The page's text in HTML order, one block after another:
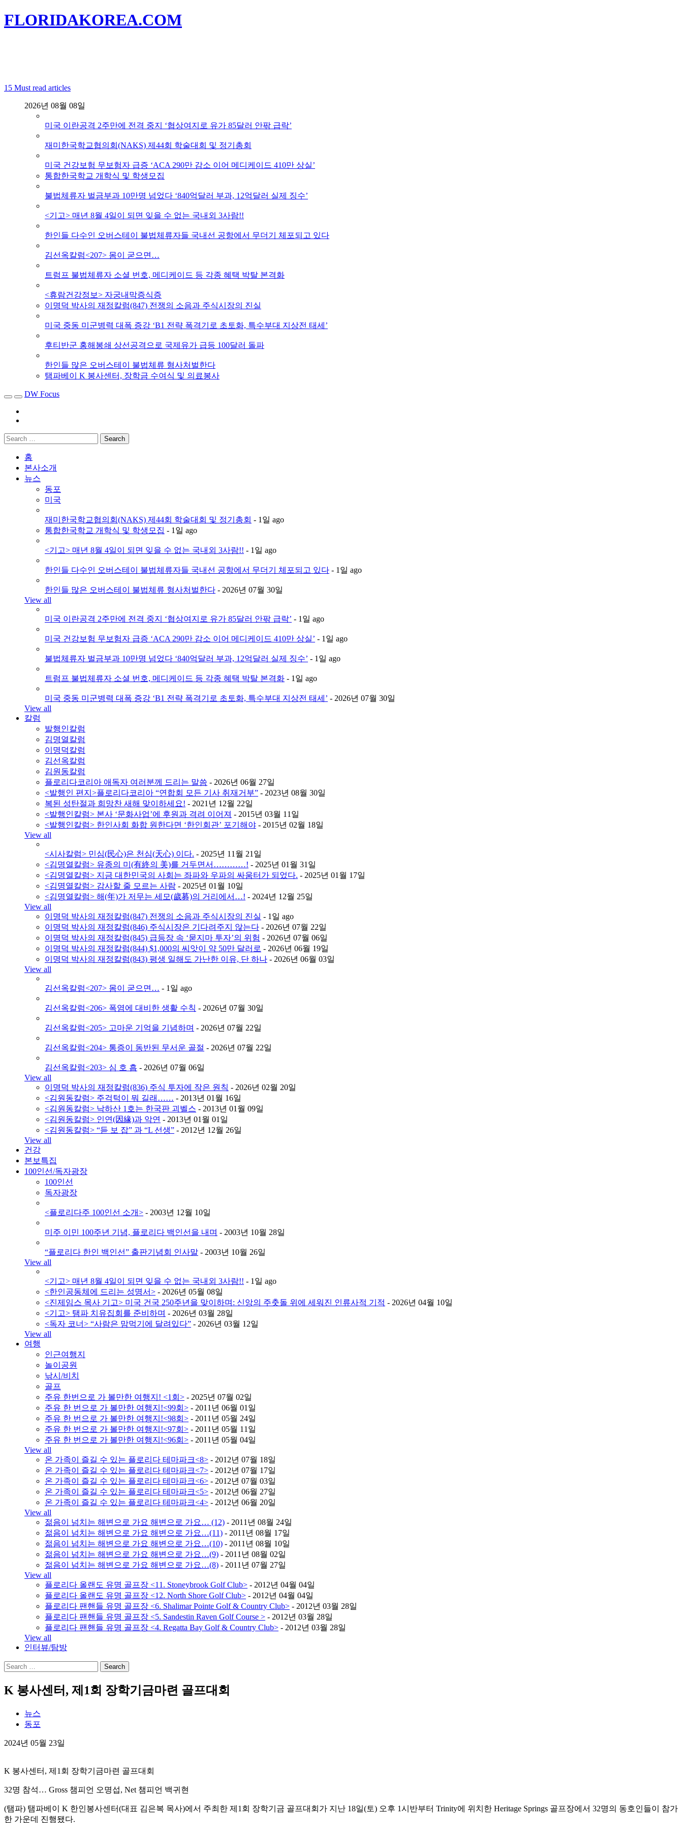
FLORIDAKOREA.COM
15 Must read articles
2026년 08월 08일
미국 이란공격 2주만에 전격 중지 ‘협상여지로 유가 85달러 안팎 급락’
재미한국학교협의회(NAKS) 제44회 학술대회 및 정기총회
미국 건강보험 무보험자 급증 ‘ACA 290만 감소 이어 메디케이드 410만 상실’
통합한국학교 개학식 및 학생모집
불법체류자 벌금부과 10만명 넘었다 ‘840억달러 부과, 12억달러 실제 징수’
<기고> 매년 8월 4일이 되면 잊을 수 없는 국내외 3사람!!
한인들 다수인 오버스테이 불법체류자들 국내선 공항에서 무더기 체포되고 있다
김선옥칼럼<207> 몸이 굳으면…
트럼프 불법체류자 소셜 번호, 메디케이드 등 각종 혜택 박탈 본격화
<휴람건강정보> 자궁내막증식증
이명덕 박사의 재정칼럼(847) 전쟁의 소음과 주식시장의 진실
미국 중동 미군병력 대폭 증강 ‘B1 전략 폭격기로 초토화, 특수부대 지상전 태세’
후티반군 홍해봉쇄 상선공격으로 국제유가 급등 100달러 돌파
한인들 많은 오버스테이 불법체류 형사처벌한다
탬파베이 K 봉사센터, 장학금 수여식 및 의료봉사
DW Focus
홈
본사소개
뉴스
동포
미국
재미한국학교협의회(NAKS) 제44회 학술대회 및 정기총회 - 1일 ago
통합한국학교 개학식 및 학생모집 - 1일 ago
<기고> 매년 8월 4일이 되면 잊을 수 없는 국내외 3사람!! - 1일 ago
한인들 다수인 오버스테이 불법체류자들 국내선 공항에서 무더기 체포되고 있다 - 1일 ago
한인들 많은 오버스테이 불법체류 형사처벌한다 - 2026년 07월 30일
View all
미국 이란공격 2주만에 전격 중지 ‘협상여지로 유가 85달러 안팎 급락’ - 1일 ago
미국 건강보험 무보험자 급증 ‘ACA 290만 감소 이어 메디케이드 410만 상실’ - 1일 ago
불법체류자 벌금부과 10만명 넘었다 ‘840억달러 부과, 12억달러 실제 징수’ - 1일 ago
트럼프 불법체류자 소셜 번호, 메디케이드 등 각종 혜택 박탈 본격화 - 1일 ago
미국 중동 미군병력 대폭 증강 ‘B1 전략 폭격기로 초토화, 특수부대 지상전 태세’ - 2026년 07월 30일
View all
칼럼
발행인칼럼
김명열칼럼
이명덕칼럼
김선옥칼럼
김원동칼럼
플로리다코리아 애독자 여러분께 드리는 말씀 - 2026년 06월 27일
<발행인 편지>플로리다코리아 “연합회 모든 기사 취재거부” - 2023년 08월 30일
복된 성탄절과 희망찬 새해 맞이하세요! - 2021년 12월 22일
<발행인칼럼> 본사 ‘문화사업’에 후원과 격려 이어져 - 2015년 03월 11일
<발행인칼럼> 한인사회 화합 원한다면 ‘한인회관’ 포기해야 - 2015년 02월 18일
View all
<시사칼럼> 민심(民心)은 천심(天心) 이다. - 2025년 11월 21일
<김명열칼럼> 유종의 미(有終의 美)를 거두면서…………! - 2025년 01월 31일
<김명열칼럼> 지금 대한민국의 사회는 좌파와 우파의 싸움터가 되었다. - 2025년 01월 17일
<김명열칼럼> 감사할 줄 모르는 사람 - 2025년 01월 10일
<김명열칼럼> 해(年)가 저무는 세모(歲募)의 거리에서…! - 2024년 12월 25일
View all
이명덕 박사의 재정칼럼(847) 전쟁의 소음과 주식시장의 진실 - 1일 ago
이명덕 박사의 재정칼럼(846) 주식시장은 기다려주지 않는다 - 2026년 07월 22일
이명덕 박사의 재정칼럼(845) 급등장 속 ‘묻지마 투자’의 위험 - 2026년 07월 06일
이명덕 박사의 재정칼럼(844) $1,000의 씨앗이 약 50만 달러로 - 2026년 06월 19일
이명덕 박사의 재정칼럼(843) 평생 일해도 가난한 이유, 단 하나 - 2026년 06월 03일
View all
김선옥칼럼<207> 몸이 굳으면… - 1일 ago
김선옥칼럼<206> 폭염에 대비한 생활 수칙 - 2026년 07월 30일
김선옥칼럼<205> 고마운 기억을 기념하며 - 2026년 07월 22일
김선옥칼럼<204> 통증이 동반된 무서운 골절 - 2026년 07월 22일
김선옥칼럼<203> 심 호 흡 - 2026년 07월 06일
View all
이명덕 박사의 재정칼럼(836) 주식 투자에 작은 원칙 - 2026년 02월 20일
<김원동칼럼> 주걱턱이 뭐 길래…… - 2013년 01월 16일
<김원동칼럼> 낙하산 1호는 한국판 괴벨스 - 2013년 01월 09일
<김원동칼럼> 인연(因緣)과 악연 - 2013년 01월 01일
<김원동칼럼> “듣 보 잡” 과 “L 선생” - 2012년 12월 26일
View all
건강
본보특집
100인선/독자광장
100인선
독자광장
<플로리다주 100인선 소개> - 2003년 12월 10일
미주 이민 100주년 기념, 플로리다 백인선을 내며 - 2003년 10월 28일
“플로리다 한인 백인선” 출판기념회 인사말 - 2003년 10월 26일
View all
<기고> 매년 8월 4일이 되면 잊을 수 없는 국내외 3사람!! - 1일 ago
<한인공동체에 드리는 성명서> - 2026년 05월 08일
<진제임스 목사 기고> 미국 건국 250주년을 맞이하며: 신앙의 주춧돌 위에 세워진 인류사적 기적 - 2026년 04월 10일
<기고> 탬파 치유집회를 준비하며 - 2026년 03월 28일
<독자 코너> “사람은 맘먹기에 달려있다” - 2026년 03월 12일
View all
여행
인근여행지
놀이공원
낚시/비치
골프
주유 한번으로 가 볼만한 여행지! <1회> - 2025년 07월 02일
주유 한 번으로 가 볼만한 여행지!<99회> - 2011년 06월 01일
주유 한 번으로 가 볼만한 여행지!<98회> - 2011년 05월 24일
주유 한 번으로 가 볼만한 여행지!<97회> - 2011년 05월 11일
주유 한 번으로 가 볼만한 여행지!<96회> - 2011년 05월 04일
View all
온 가족이 즐길 수 있는 플로리다 테마파크<8> - 2012년 07월 18일
온 가족이 즐길 수 있는 플로리다 테마파크<7> - 2012년 07월 17일
온 가족이 즐길 수 있는 플로리다 테마파크<6> - 2012년 07월 03일
온 가족이 즐길 수 있는 플로리다 테마파크<5> - 2012년 06월 27일
온 가족이 즐길 수 있는 플로리다 테마파크<4> - 2012년 06월 20일
View all
젊음이 넘치는 해변으로 가요 해변으로 가요… (12) - 2011년 08월 24일
젊음이 넘치는 해변으로 가요 해변으로 가요…(11) - 2011년 08월 17일
젊음이 넘치는 해변으로 가요 해변으로 가요…(10) - 2011년 08월 10일
젊음이 넘치는 해변으로 가요 해변으로 가요…(9) - 2011년 08월 02일
젊음이 넘치는 해변으로 가요 해변으로 가요…(8) - 2011년 07월 27일
View all
플로리다 올랜도 유명 골프장 <11. Stoneybrook Golf Club> - 2012년 04월 04일
플로리다 올랜도 유명 골프장 <12. North Shore Golf Club> - 2012년 04월 04일
플로리다 팬핸들 유명 골프장 <6. Shalimar Pointe Golf & Country Club> - 2012년 03월 28일
플로리다 팬핸들 유명 골프장 <5. Sandestin Raven Golf Course > - 2012년 03월 28일
플로리다 팬핸들 유명 골프장 <4. Regatta Bay Golf & Country Club> - 2012년 03월 28일
View all
인터뷰/탐방
K 봉사센터, 제1회 장학기금마련 골프대회
뉴스
동포
2024년 05월 23일
K 봉사센터, 제1회 장학기금마련 골프대회
32명 참석… Gross 챔피언 오명섭, Net 챔피언 백귀현
(탬파) 탬파베이 K 한인봉사센터(대표 김은복 목사)에서 주최한 제1회 장학기금 골프대회가 지난 18일(토) 오후 1시반부터 Trinity에 위치한 Heritage Springs 골프장에서 32명의 동호인들이 참가
한 가운데 진행됐다.